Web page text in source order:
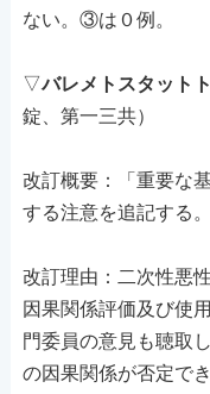
ない。③は０例。
▽バレメトスタット
錠、第一三共）
改訂概要：「重要な
する注意を追記する。
改訂理由：二次性悪
因果関係評価及び使
門委員の意見も聴取
の因果関係が否定で